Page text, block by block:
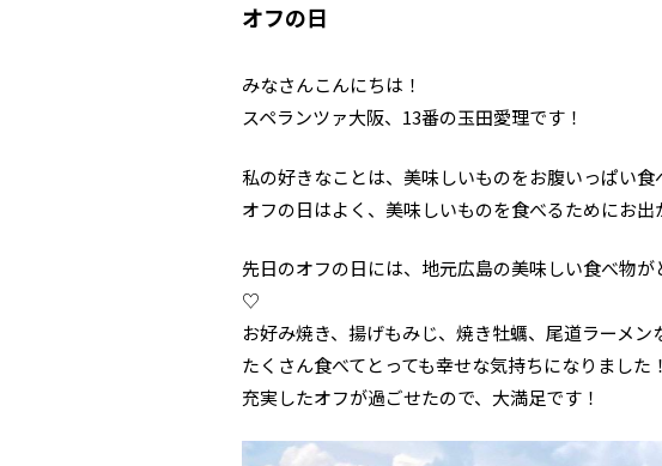
オフの日
みなさんこんにちは！
スペランツァ大阪、13番の玉田愛理です！
私の好きなことは、美味しいものをお腹いっぱい食
オフの日はよく、美味しいものを食べるためにお出
先日のオフの日には、地元広島の美味しい食べ物
♡
お好み焼き、揚げもみじ、焼き牡蠣、尾道ラーメン
たくさん食べてとっても幸せな気持ちになりました！
充実したオフが過ごせたので、大満足です！